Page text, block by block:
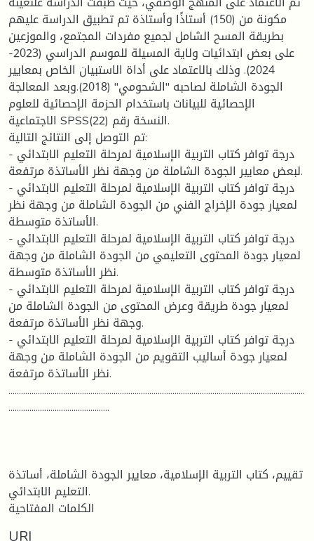
مكونة من (150) أستاذًا وأستاذة تم تطبيق الدراسة عليهم
بطريقة المسح الشامل لجميع مفردات المجتمع، والموزعين
على بعض ابتدائيات ولاية المسيلة للموسم الدراسي (2023-
2024). وذلك بالاعتماد على أداة الاستبيان الخاص بمعايير
الجودة الشاملة لصاحبه "الشحومي" (2018).وبعد المعالجة
الإحصائية للبيانات باستخدام الحزمة الإحصائية للعلوم
الاجتماعية SPSSالنسخة رقم (22).
تم التوصل إلى النتائج التالية:
- درجة توافر كتاب التربية الإسلامية لمرحلة التعليم الابتدائي
لبعض معايير الجودة الشاملة من وجهة نظر الأساتذة مرتفعة.
- درجة توافر كتاب التربية الإسلامية لمرحلة التعليم الابتدائي
لمعيار جودة الإخراج الفني من الجودة الشاملة من وجهة نظر
الأساتذة متوسطة.
- درجة توافر كتاب التربية الإسلامية لمرحلة التعليم الابتدائي
لمعيار جودة المحتوى التعليمي من الجودة الشاملة من وجهة
نظر الأساتذة متوسطة.
- درجة توافر كتاب التربية الإسلامية لمرحلة التعليم الابتدائي
لمعيار جودة طريقة وعرض المحتوى من الجودة الشاملة من
وجهة نظر الأساتذة مرتفعة.
- درجة توافر كتاب التربية الإسلامية لمرحلة التعليم الابتدائي
لمعيار جودة أساليب التقويم من الجودة الشاملة من وجهة
نظر الأساتذة مرتفعة.
.............................................................................................................................................
................................................
تقييم، كتاب التربية الإسلامية، معايير الجودة الشاملة، أساتذة
التعليم الابتدائي.
الكلمات المفتاحية